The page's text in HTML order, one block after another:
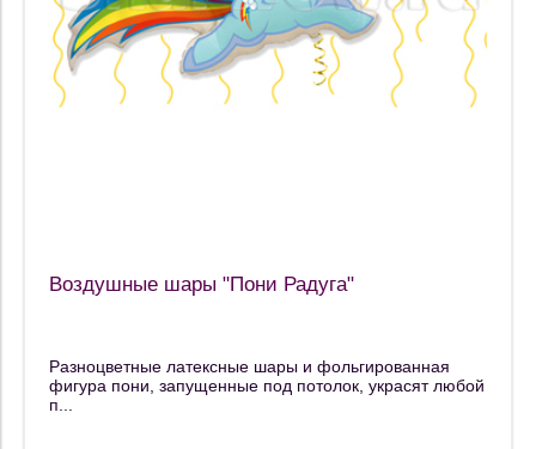
Воздушные шары "Пони Радуга"
Разноцветные латексные шары и фольгированная
фигура пони, запущенные под потолок, украсят любой
п...